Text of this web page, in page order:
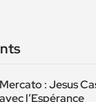
Mercato : Jesus
avec l’Espérance